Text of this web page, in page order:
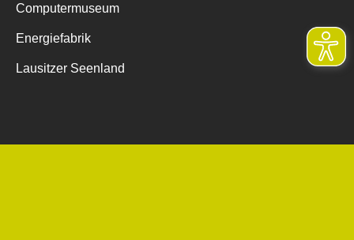
Computermuseum
Energiefabrik
Lausitzer Seenland